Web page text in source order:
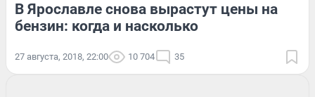
В Ярославле снова вырастут цены на
бензин: когда и насколько
27 августа, 2018, 22:00 10 704 35